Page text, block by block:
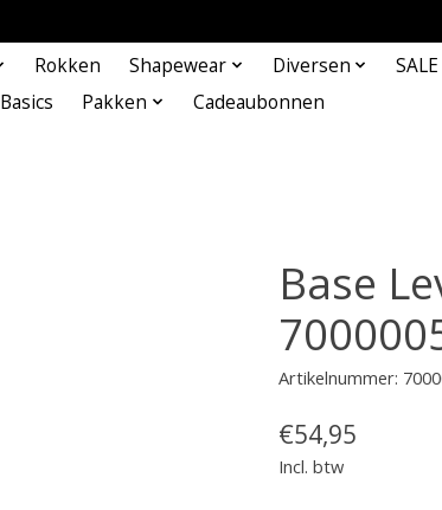
Rokken Shapewear Diversen
Basics Pakken Cadeaubonnen
Base
Artikelnummer:
€54,95
Incl. btw